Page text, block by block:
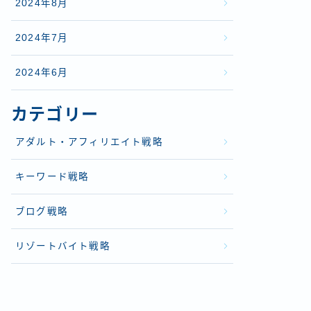
2024年8月
2024年7月
2024年6月
カテゴリー
アダルト・アフィリエイト戦略
キーワード戦略
ブログ戦略
リゾートバイト戦略